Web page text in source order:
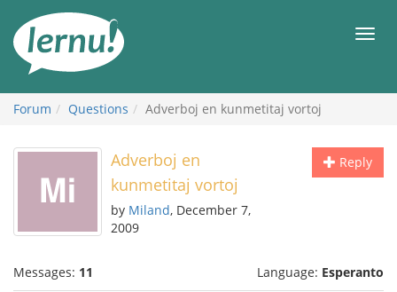
the
content
Forum Questions Adverboj en kunmetitaj vortoj
Reply
Adverboj en
kunmetitaj vortoj
by Miland, December 7,
2009
Messages: 11 Language: Esperanto